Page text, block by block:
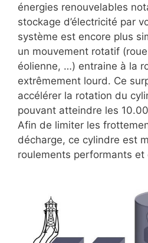
énergies renouvelables
stockage d’électricité par
système est encore plus
un mouvement rotatif
éolienne, …) entraine à la
extrêmement lourd. Ce
accélérer la rotation du
pouvant atteindre les
Afin de limiter les
décharge, ce cylindre est
roulements performants et